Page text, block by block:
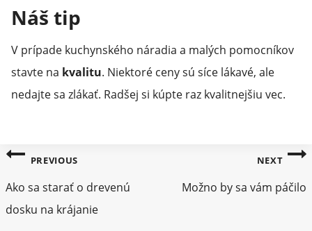
Náš tip
V prípade kuchynského náradia a malých pomocníkov
stavte na kvalitu. Niektoré ceny sú síce lákavé, ale
nedajte sa zlákať. Radšej si kúpte raz kvalitnejšiu vec.
Navigácia
v
článku
PREVIOUS
Ako sa starať o drevenú
dosku na krájanie
NEXT
Možno by sa vám páčilo